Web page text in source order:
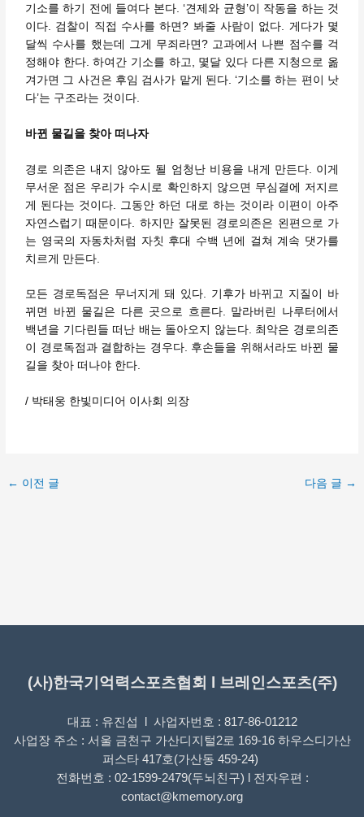
기소를 하기 전에 들여다 본다. ‘견제와 균형’이 작동을 하는 것
이다. 검찰이 직접 수사를 하면? 봐줄 사람이 없다. 게다가 몇
달씩 수사를 했는데 그게 무죄라면? 고과에서 나쁜 점수를 걱
정해야 한다. 하여간 기소를 하고, 몇달 있다 다른 지청으로 옮
겨가면 그 사건은 후임 검사가 맡게 된다. ‘기소를 하는 편이 낫
다’는 구조라는 것이다.
바뀐 물길을 찾아 떠나자
경로 의존은 내지 않아도 될 엄청난 비용을 내게 만든다. 이게
무서운 점은 우리가 수시로 확인하지 않으면 무심결에 저지르
게 된다는 것이다. 그동안 하던 대로 하는 것이라 이편이 아주
자연스럽기 때문이다. 하지만 잘못된 경로의존은 왼편으로 가
는 영국의 자동차처럼 자칫 후대 수백 년에 걸쳐 계속 댓가를
치르게 만든다.
모든 경로독점은 무너지게 돼 있다. 기후가 바뀌고 지질이 바
뀌면 바뀐 물길은 다른 곳으로 흐른다. 말라버린 나루터에서
백년을 기다린들 떠난 배는 돌아오지 않는다. 최악은 경로의존
이 경로독점과 결합하는 경우다. 후손들을 위해서라도 바뀐 물
길을 찾아 떠나야 한다.
/ 박태웅 한빛미디어 이사회 의장
← 이전 글 다음 글 →
(사)한국기억력스포츠협회 l 브레인스포츠(주)
대표 : 유진섭 l 사업자번호 : 817-86-01212
사업장 주소 : 서울 금천구 가산디지털2로 169-16 하우스디가산
퍼스타 417호(가산동 459-24)
전화번호 : 02-1599-2479(두뇌친구) l 전자우편 :
contact@kmemory.org